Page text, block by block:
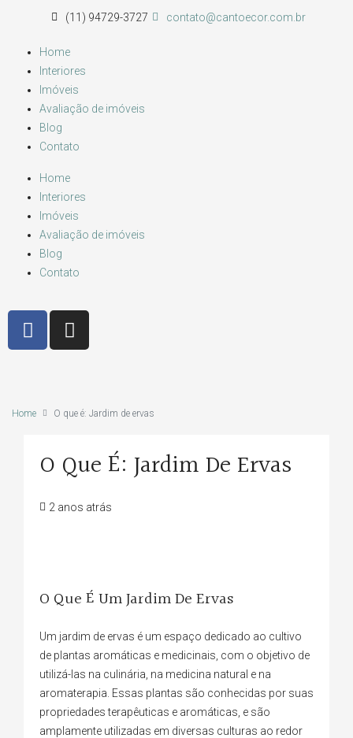
(11) 94729-3727 contato@cantoecor.com.br
Home
Interiores
Imóveis
Avaliação de imóveis
Blog
Contato
Home
Interiores
Imóveis
Avaliação de imóveis
Blog
Contato
Home O que é: Jardim de ervas
O Que É: Jardim De Ervas
2 anos atrás
O Que É Um Jardim De Ervas
Um jardim de ervas é um espaço dedicado ao cultivo
de plantas aromáticas e medicinais, com o objetivo de
utilizá-las na culinária, na medicina natural e na
aromaterapia. Essas plantas são conhecidas por suas
propriedades terapêuticas e aromáticas, e são
amplamente utilizadas em diversas culturas ao redor